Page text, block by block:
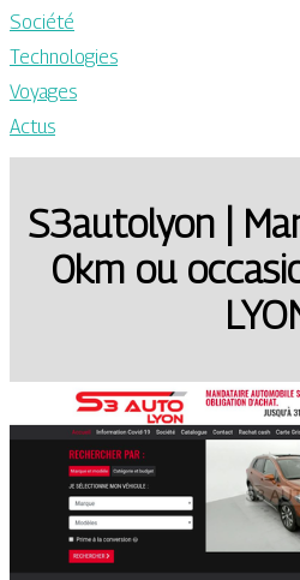
Société
Technologies
Voyages
Actus
S3autolyon |
0km ou